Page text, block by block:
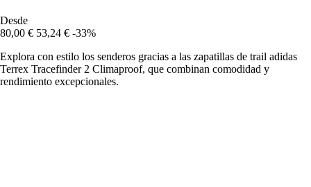
Desde
80,00 € 53,24 € -33%
Explora con estilo los senderos gracias a las zapatillas de trail adidas
Terrex Tracefinder 2 Climaproof, que combinan comodidad y
rendimiento excepcionales.